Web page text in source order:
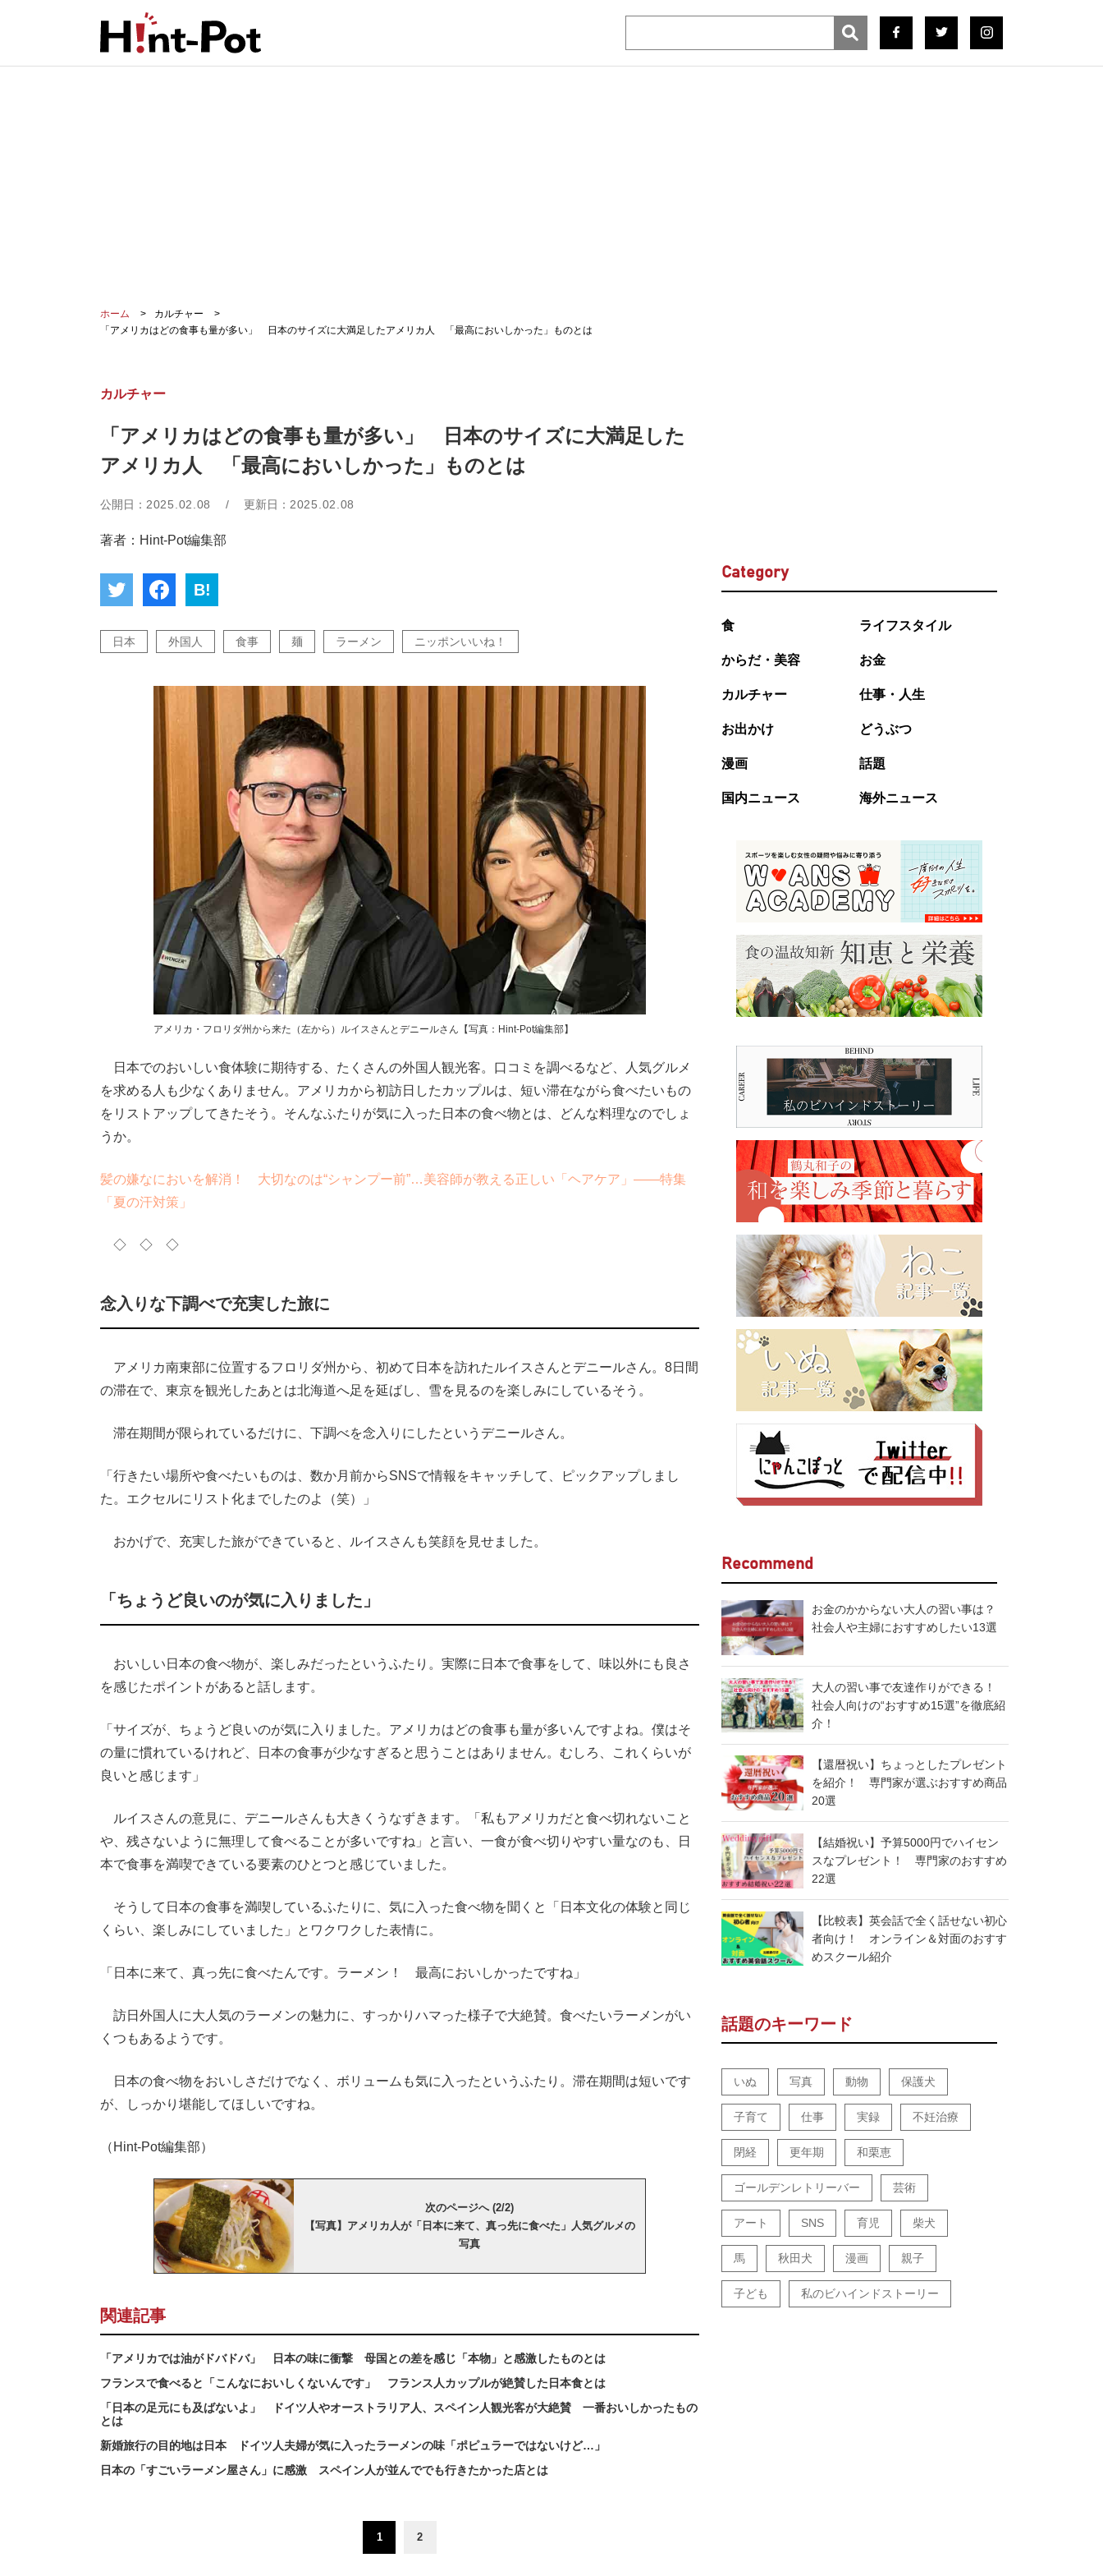
ホーム
カルチャー
「アメリカはどの食事も量が多い」 日本のサイズに大満足したアメリカ人 「最高においしかった」ものとは
カルチャー
「アメリカはどの食事も量が多い」 日本のサイズに大満足した
アメリカ人 「最高においしかった」ものとは
公開日： 2025.02.08 / 更新日： 2025.02.08
著者：Hint-Pot編集部
B!
日本 外国人 食事 麺 ラーメン ニッポンいいね！
アメリカ・フロリダ州から来た（左から）ルイスさんとデニールさん【写真：Hint-Pot編集部】
日本でのおいしい食体験に期待する、たくさんの外国人観光客。口コミを調べるなど、人気グルメ
を求める人も少なくありません。アメリカから初訪日したカップルは、短い滞在ながら食べたいもの
をリストアップしてきたそう。そんなふたりが気に入った日本の食べ物とは、どんな料理なのでしょ
うか。
髪の嫌なにおいを解消！ 大切なのは“シャンプー前”…美容師が教える正しい「ヘアケア」――特集
「夏の汗対策」
◇ ◇ ◇
念入りな下調べで充実した旅に
アメリカ南東部に位置するフロリダ州から、初めて日本を訪れたルイスさんとデニールさん。8日間
の滞在で、東京を観光したあとは北海道へ足を延ばし、雪を見るのを楽しみにしているそう。
滞在期間が限られているだけに、下調べを念入りにしたというデニールさん。
「行きたい場所や食べたいものは、数か月前からSNSで情報をキャッチして、ピックアップしまし
た。エクセルにリスト化までしたのよ（笑）」
おかげで、充実した旅ができていると、ルイスさんも笑顔を見せました。
「ちょうど良いのが気に入りました」
おいしい日本の食べ物が、楽しみだったというふたり。実際に日本で食事をして、味以外にも良さ
を感じたポイントがあると話します。
「サイズが、ちょうど良いのが気に入りました。アメリカはどの食事も量が多いんですよね。僕はそ
の量に慣れているけれど、日本の食事が少なすぎると思うことはありません。むしろ、これくらいが
良いと感じます」
ルイスさんの意見に、デニールさんも大きくうなずきます。「私もアメリカだと食べ切れないこと
や、残さないように無理して食べることが多いですね」と言い、一食が食べ切りやすい量なのも、日
本で食事を満喫できている要素のひとつと感じていました。
そうして日本の食事を満喫しているふたりに、気に入った食べ物を聞くと「日本文化の体験と同じ
くらい、楽しみにしていました」とワクワクした表情に。
「日本に来て、真っ先に食べたんです。ラーメン！ 最高においしかったですね」
訪日外国人に大人気のラーメンの魅力に、すっかりハマった様子で大絶賛。食べたいラーメンがい
くつもあるようです。
日本の食べ物をおいしさだけでなく、ボリュームも気に入ったというふたり。滞在期間は短いです
が、しっかり堪能してほしいですね。
（Hint-Pot編集部）
次のページへ (2/2)
【写真】アメリカ人が「日本に来て、真っ先に食べた」人気グルメの
写真
関連記事
「アメリカでは油がドバドバ」 日本の味に衝撃 母国との差を感じ「本物」と感激したものとは
フランスで食べると「こんなにおいしくないんです」 フランス人カップルが絶賛した日本食とは
「日本の足元にも及ばないよ」 ドイツ人やオーストラリア人、スペイン人観光客が大絶賛 一番おいしかったもの
とは
新婚旅行の目的地は日本 ドイツ人夫婦が気に入ったラーメンの味「ポピュラーではないけど…」
日本の「すごいラーメン屋さん」に感激 スペイン人が並んででも行きたかった店とは
1 2
Category
食 ライフスタイル
からだ・美容 お金
カルチャー 仕事・人生
お出かけ どうぶつ
漫画 話題
国内ニュース 海外ニュース
Recommend
お金のかからない大人の習い事は？
社会人や主婦におすすめしたい13選
大人の習い事で友達作りができる！
社会人向けの“おすすめ15選”を徹底紹
介！
【還暦祝い】ちょっとしたプレゼント
を紹介！ 専門家が選ぶおすすめ商品
20選
【結婚祝い】予算5000円でハイセン
スなプレゼント！ 専門家のおすすめ
22選
【比較表】英会話で全く話せない初心
者向け！ オンライン＆対面のおすす
めスクール紹介
話題のキーワード
いぬ 写真 動物 保護犬
子育て 仕事 実録 不妊治療
閉経 更年期 和栗恵
ゴールデンレトリーバー 芸術
アート SNS 育児 柴犬
馬 秋田犬 漫画 親子
子ども 私のビハインドストーリー